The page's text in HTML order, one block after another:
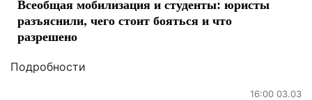
Всеобщая мобилизация и студенты: юристы
разъяснили, чего стоит бояться и что
разрешено
Подробности
16:00 03.03